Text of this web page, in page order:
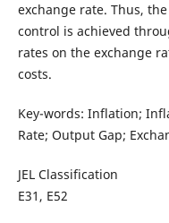
exchange rate. Thus,
control is achieved
rates on the exchange
costs.
Key-words: Inflation;
Rate; Output Gap;
JEL Classification
E31, E52